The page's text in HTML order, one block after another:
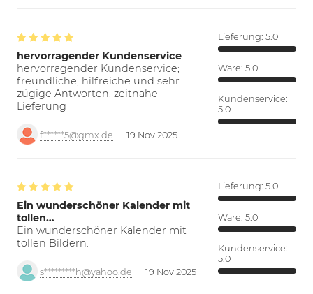
hervorragender Kundenservice
hervorragender Kundenservice;
freundliche, hilfreiche und sehr
zügige Antworten. zeitnahe
Lieferung
f******5@gmx.de 19 Nov 2025
Lieferung: 5.0
Ware: 5.0
Kundenservice:
5.0
Ein wunderschöner Kalender mit
tollen…
Ein wunderschöner Kalender mit
tollen Bildern.
s*********h@yahoo.de 19 Nov 2025
Lieferung: 5.0
Ware: 5.0
Kundenservice:
5.0